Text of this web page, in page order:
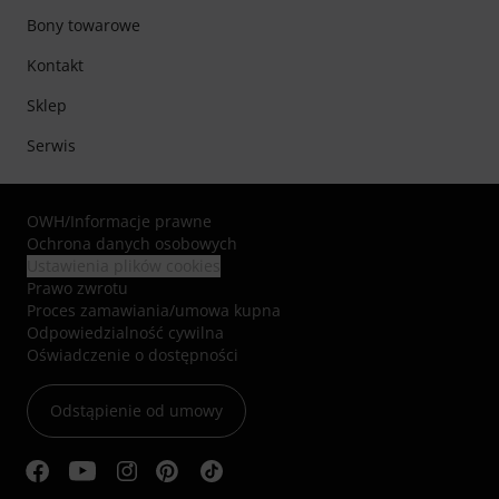
Bony towarowe
Kontakt
Sklep
Serwis
OWH/Informacje prawne
Ochrona danych osobowych
Prawo zwrotu
Proces zamawiania/umowa kupna
Odpowiedzialność cywilna
Oświadczenie o dostępności
Odstąpienie od umowy